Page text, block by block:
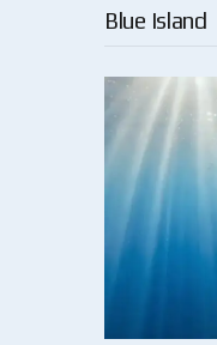
Blue Island